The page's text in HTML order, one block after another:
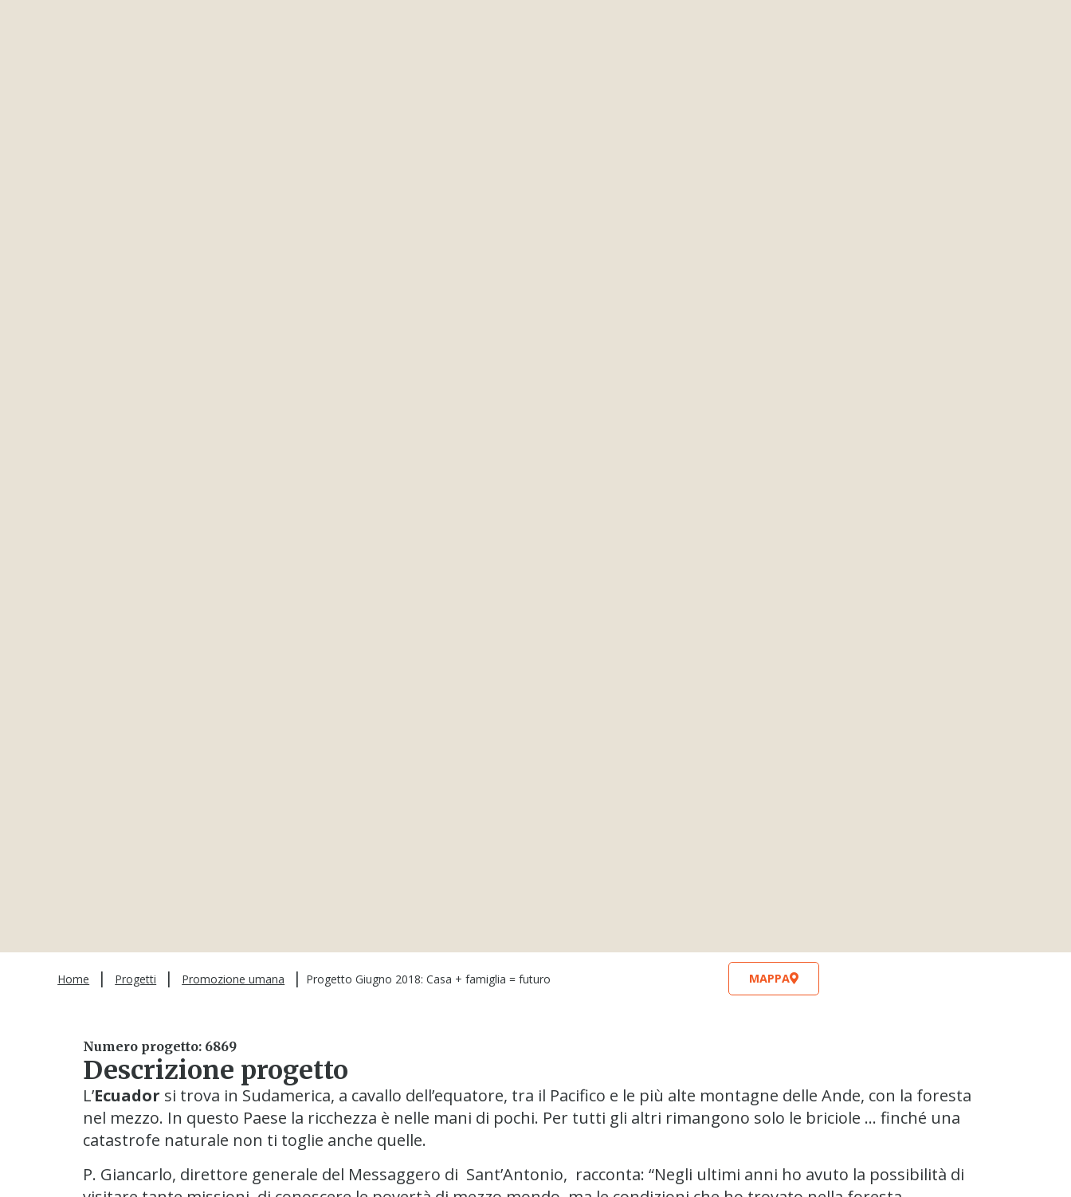
Home | Progetti | Promozione umana | Progetto Giugno 2018: Casa + famiglia = futuro MAPPA
Numero progetto: 6869
Descrizione progetto
L’Ecuador si trova in Sudamerica, a cavallo dell’equatore, tra il Pacifico e le più alte montagne delle Ande, con la foresta
nel mezzo. In questo Paese la ricchezza è nelle mani di pochi. Per tutti gli altri rimangono solo le briciole … finché una
catastrofe naturale non ti toglie anche quelle.
P. Giancarlo, direttore generale del Messaggero di Sant’Antonio, racconta: “Negli ultimi anni ho avuto la possibilità di